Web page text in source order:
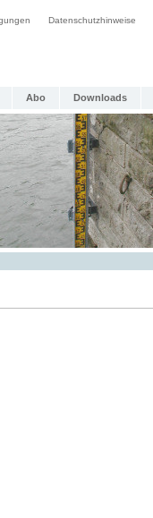
Datenschutzhinweise
Abo Downloads